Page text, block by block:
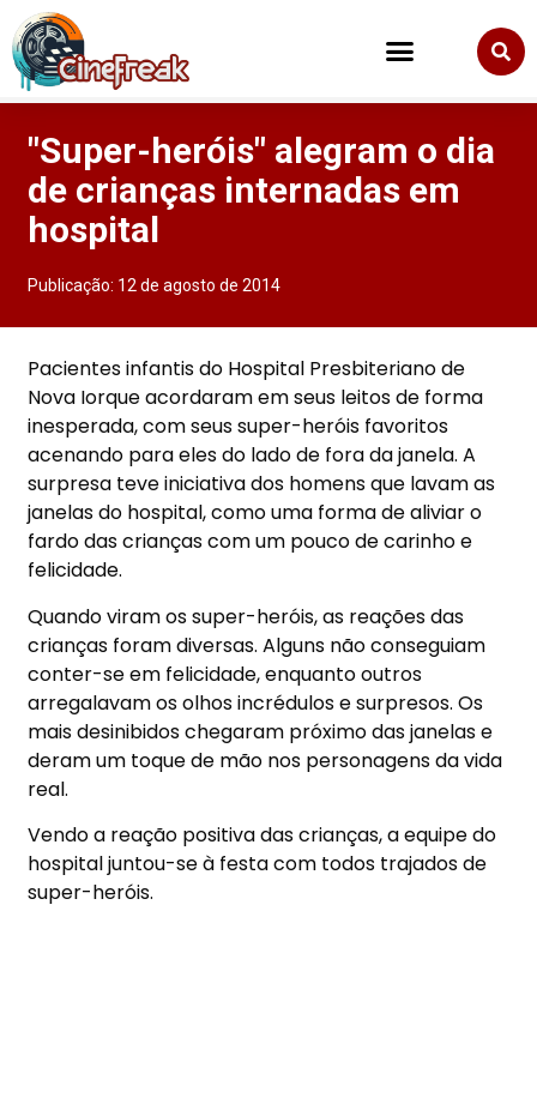
"Super-heróis" alegram o dia
de crianças internadas em
hospital
Publicação: 12 de agosto de 2014
Pacientes infantis do Hospital Presbiteriano de
Nova Iorque acordaram em seus leitos de forma
inesperada, com seus super-heróis favoritos
acenando para eles do lado de fora da janela. A
surpresa teve iniciativa dos homens que lavam as
janelas do hospital, como uma forma de aliviar o
fardo das crianças com um pouco de carinho e
felicidade.
Quando viram os super-heróis, as reações das
crianças foram diversas. Alguns não conseguiam
conter-se em felicidade, enquanto outros
arregalavam os olhos incrédulos e surpresos. Os
mais desinibidos chegaram próximo das janelas e
deram um toque de mão nos personagens da vida
real.
Vendo a reação positiva das crianças, a equipe do
hospital juntou-se à festa com todos trajados de
super-heróis.